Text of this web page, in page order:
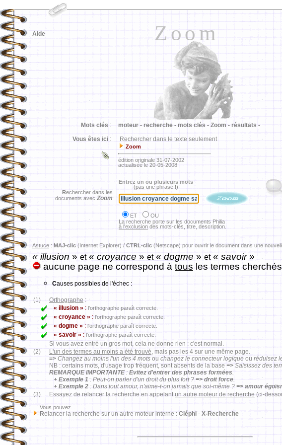
Zoom
Aide
Mots clés : moteur - recherche - mots clés - Zoom - résultats -
Vous êtes ici : Rechercher dans le texte seulement
Zoom
édition originale 31-07-2002
actualisée le 20-05-2008
Rechercher dans les
documents avec Zoom
Entrez un ou plusieurs mots
(pas une phrase !)
ET
OU
La recherche porte sur les documents Philia
à l'exclusion des mots-clés, titre, description.
Astuce : MAJ-clic (Internet Explorer) / CTRL-clic (Netscape) pour ouvrir le document dans une
« illusion » et« croyance » et« dogme » et« savoir »
aucune page ne correspond à tous les termes
Causes possibles de l'échec :
(1) Orthographe :
« illusion » : l'orthographe paraît correcte.
« croyance » : l'orthographe paraît correcte.
« dogme » : l'orthographe paraît correcte.
« savoir » : l'orthographe paraît correcte.
Si vous avez entré un gros mot, cela ne donne rien : c'est normal.
(2)
L'un des termes au moins a été trouvé, mais pas les 4 sur une même page.
=> Changez au moins l'un des 4 mots ou changez le connecteur logique ou réduisez
NB : certains mots, d'usage trop fréquent, sont absents de la base => Saisissez des
REMARQUE IMPORTANTE: Evitez d'entrer des phrases formées.
+ Exemple 1 : Peut-on parler d'un droit du plus fort ?=> droit force.
+ Exemple 2 : Dans tout amour, n'aime-t-on jamais que soi-même ? => amour
(3)
Essayez de relancer la recherche en appelantun autre moteur de recherche (ci-
Vous pouvez...
Relancer la recherche sur un autre moteur interne : Cléphi - X-Recherche